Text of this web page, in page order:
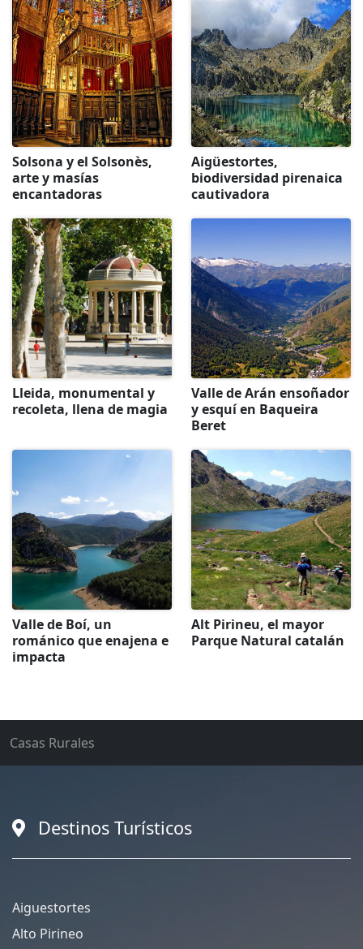
Solsona y el Solsonès,
arte y masías
encantadoras
Aigüestortes,
biodiversidad pirenaica
cautivadora
Lleida, monumental y
recoleta, llena de magia
Valle de Arán ensoñador
y esquí en Baqueira
Beret
Valle de Boí, un
románico que enajena e
impacta
Alt Pirineu, el mayor
Parque Natural catalán
Casas Rurales
Destinos Turísticos
Aiguestortes
Alto Pirineo